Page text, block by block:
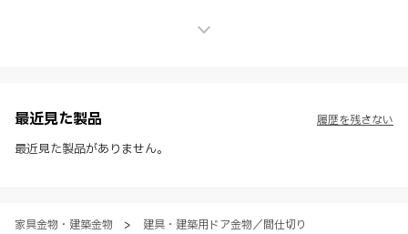
社製品の使用ご検討、又は販売促進目的の利用に限ります。
※ 本WEBサイト製品情報のご利用にあたっては、WEBサイト利用規
約、プライバシーポリシー、製品情報ガイドをご確認いただき、内容の
最近見た製品
最近見た製品がありません。
履歴を残さない
家具金物・建築金物 >
建具・建築用ドア金物／間仕切り